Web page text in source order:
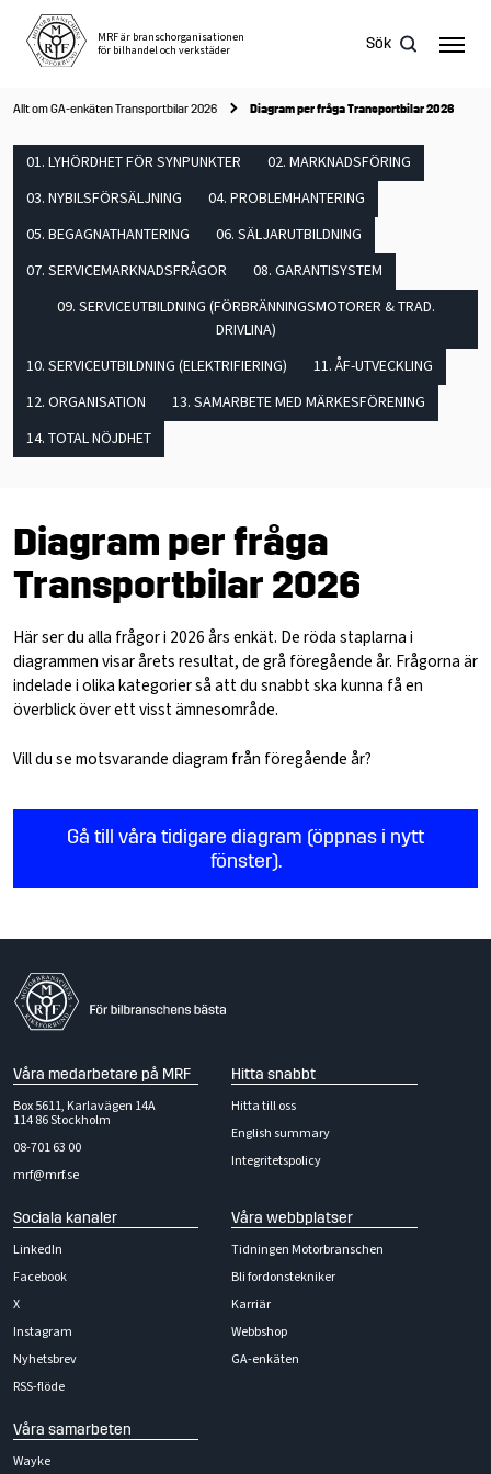
content
MRF är branschorganisationen
för bilhandel och verkstäder
Sök
efter:
Sök
Allt om GA-enkäten Transportbilar 2026 Diagram per fråga Transportbilar 2026
01. LYHÖRDHET FÖR SYNPUNKTER
02. MARKNADSFÖRING
03. NYBILSFÖRSÄLJNING
04. PROBLEMHANTERING
05. BEGAGNATHANTERING
06. SÄLJARUTBILDNING
07. SERVICEMARKNADSFRÅGOR
08. GARANTISYSTEM
09. SERVICEUTBILDNING (FÖRBRÄNNINGSMOTORER & TRAD.
DRIVLINA)
10. SERVICEUTBILDNING (ELEKTRIFIERING)
11. ÅF-UTVECKLING
12. ORGANISATION
13. SAMARBETE MED MÄRKESFÖRENING
14. TOTAL NÖJDHET
Diagram per fråga
Transportbilar 2026
Här ser du alla frågor i 2026 års enkät. De röda staplarna i
diagrammen visar årets resultat, de grå föregående år. Frågorna är
indelade i olika kategorier så att du snabbt ska kunna få en
överblick över ett visst ämnesområde.
Vill du se motsvarande diagram från föregående år?
Gå till våra tidigare diagram (öppnas i nytt
fönster).
Våra medarbetare på MRF
Box 5611, Karlavägen 14A
114 86 Stockholm
08-701 63 00
mrf@mrf.se
Hitta snabbt
Hitta till oss
English summary
Integritetspolicy
Sociala kanaler
LinkedIn
Facebook
X
Instagram
Nyhetsbrev
RSS-flöde
Våra webbplatser
Tidningen Motorbranschen
Bli fordonstekniker
Karriär
Webbshop
GA-enkäten
Våra samarbeten
Wayke